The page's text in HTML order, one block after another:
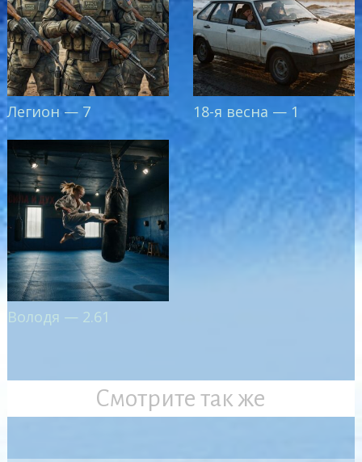
Легион — 7 18-я весна — 1
Володя — 2.61
Смотрите так же